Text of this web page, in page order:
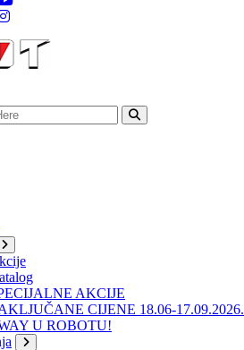
AKCIJE
CIJENE 18.06-17.09.2026.
U ROBOTU!